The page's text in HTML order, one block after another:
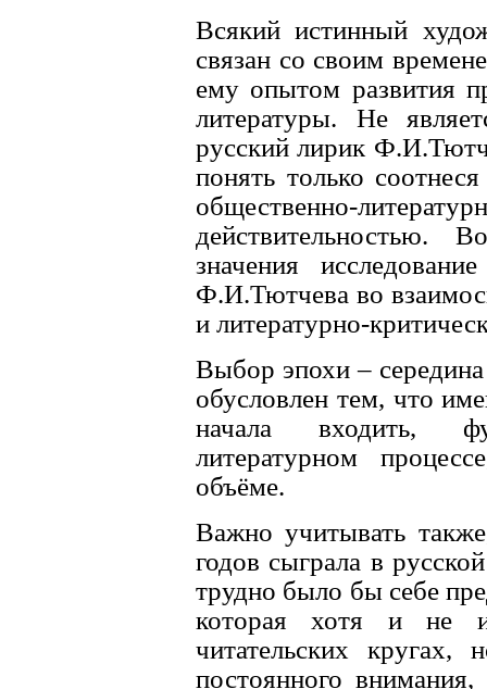
Всякий истинный
связан со своим
ему опытом развития
литературы. Hе
русский лирик
понять только
общественно-
действительностью.
значения
Ф.И.Тютчева во
и литературно-
Выбор эпохи –
обусловлен тем, что
начала входить,
литературном
объёме.
Важно учитывать
годов сыграла в
трудно было бы себе
которая хотя и не
читательских кругах,
постоянного